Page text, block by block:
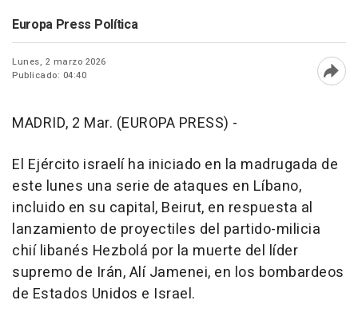
Europa Press Política
Lunes, 2 marzo 2026
Publicado: 04:40
MADRID, 2 Mar. (EUROPA PRESS) -
El Ejército israelí ha iniciado en la madrugada de
este lunes una serie de ataques en Líbano,
incluido en su capital, Beirut, en respuesta al
lanzamiento de proyectiles del partido-milicia
chií libanés Hezbolá por la muerte del líder
supremo de Irán, Alí Jamenei, en los bombardeos
de Estados Unidos e Israel.